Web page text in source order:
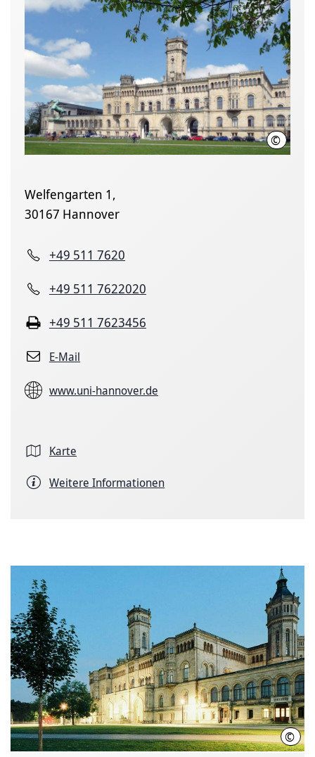
© Leibniz
Welfengarten 1,
30167 Hannover
+49 511 7620
+49 511 7622020
+49 511 7623456
E-Mail
www.uni-hannover.de
Karte
Weitere Informationen
©